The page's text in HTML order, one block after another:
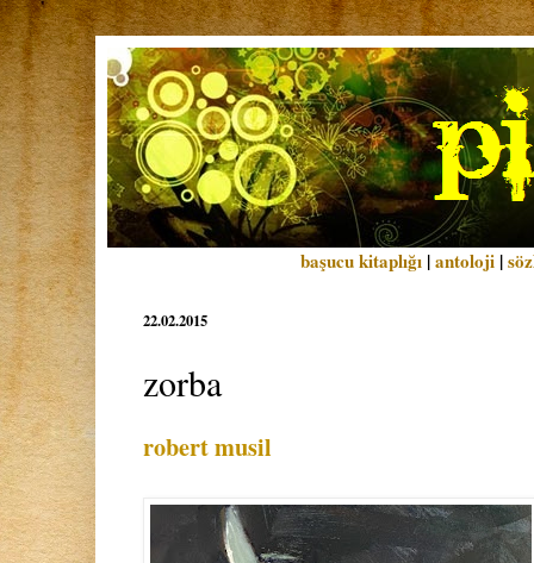
başucu kitaplığı |antoloji |
22.02.2015
zorba
robert musil